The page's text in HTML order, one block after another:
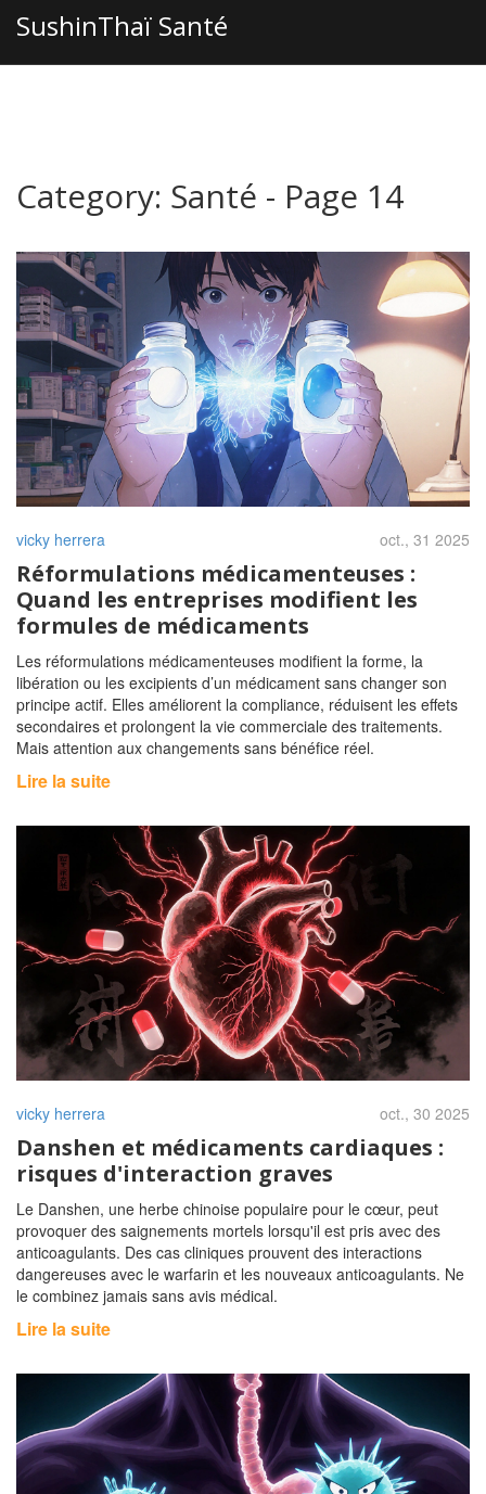
SushinThaï Santé
Category: Santé - Page 14
vicky herrera oct., 31 2025
Réformulations médicamenteuses :
Quand les entreprises modifient les
formules de médicaments
Les réformulations médicamenteuses modifient la forme, la
libération ou les excipients d’un médicament sans changer son
principe actif. Elles améliorent la compliance, réduisent les effets
secondaires et prolongent la vie commerciale des traitements.
Mais attention aux changements sans bénéfice réel.
Lire la suite
vicky herrera oct., 30 2025
Danshen et médicaments cardiaques :
risques d'interaction graves
Le Danshen, une herbe chinoise populaire pour le cœur, peut
provoquer des saignements mortels lorsqu'il est pris avec des
anticoagulants. Des cas cliniques prouvent des interactions
dangereuses avec le warfarin et les nouveaux anticoagulants. Ne
le combinez jamais sans avis médical.
Lire la suite